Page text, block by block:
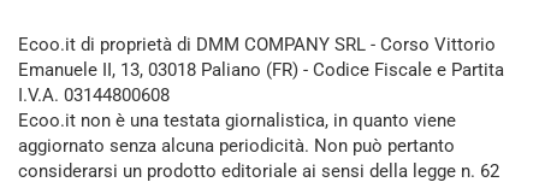
Ecoo.it di proprietà di DMM COMPANY SRL - Corso Vittorio
Emanuele II, 13, 03018 Paliano (FR) - Codice Fiscale e Partita
I.V.A. 03144800608
Ecoo.it non è una testata giornalistica, in quanto viene
aggiornato senza alcuna periodicità. Non può pertanto
considerarsi un prodotto editoriale ai sensi della legge n. 62